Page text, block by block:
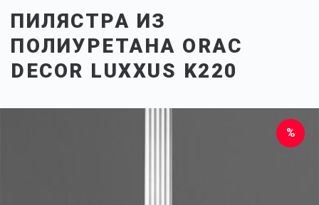
ПИЛЯСТРА ИЗ
ПОЛИУРЕТАНА ORAC
DECOR LUXXUS K220